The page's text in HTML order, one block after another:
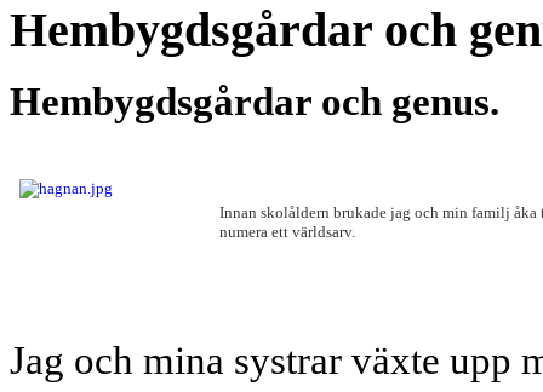
Hembygdsgårdar och
Hembygdsgårdar och genus.
Innan skolåldern brukade jag och min familj åka
numera ett världsarv.
Jag och mina systrar växte upp